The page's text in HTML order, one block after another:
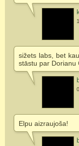
sižets labs, bet
stāstu par Dorianu
Elpu aizraujoša!